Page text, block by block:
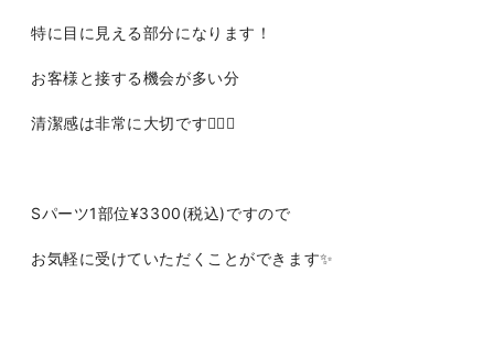
特に目に見える部分になります！
お客様と接する機会が多い分
清潔感は非常に大切です🤵‍♂️✨
Sパーツ1部位¥3300(税込)ですので
お気軽に受けていただくことができます✨